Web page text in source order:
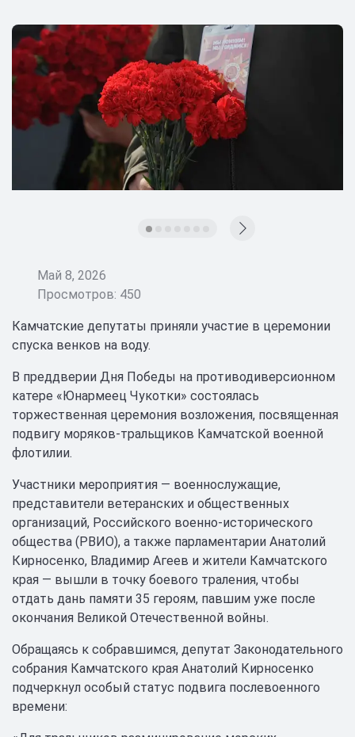
Май 8, 2026
Просмотров: 450
Камчатские депутаты приняли участие в церемонии
спуска венков на воду.
В преддверии Дня Победы на противодиверсионном
катере «Юнармеец Чукотки» состоялась
торжественная церемония возложения, посвященная
подвигу моряков-тральщиков Камчатской военной
флотилии.
Участники мероприятия — военнослужащие,
представители ветеранских и общественных
организаций, Российского военно-исторического
общества (РВИО), а также парламентарии Анатолий
Кирносенко, Владимир Агеев и жители Камчатского
края — вышли в точку боевого траления, чтобы
отдать дань памяти 35 героям, павшим уже после
окончания Великой Отечественной войны.
Обращаясь к собравшимся, депутат Законодательного
собрания Камчатского края Анатолий Кирносенко
подчеркнул особый статус подвига послевоенного
времени: